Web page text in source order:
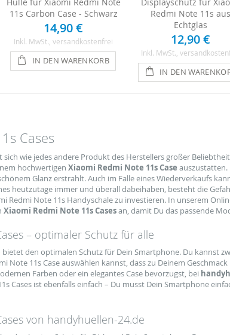
11s Carbon Case - Schwarz
14,90 €
Inkl. MwSt. , versandkostenfrei
IN DEN WARENKORB
Redmi Note 11s aus
Echtglas
12,90 €
Inkl. MwSt. ,
IN DEN
Cases
sich wie jedes andere Produkt des Herstellers großer
hochwertigen Xiaomi Redmi Note 11s Case auszustatten.
Glanz erstrahlt. Auch im Falle eines Wiederverkaufs
heutzutage immer und überall dabeihaben, besteht die
Redmi Note 11s Handyschale zu investieren. In unserem
Xiaomi Redmi Note 11s Casesan, damit Du das passende
– optimaler Schutz für alle
bietet den optimalen Schutz für Dein Smartphone. Du kannst
Note 11s Case auswählen kannst, dass zu Deinem Geschmack
Farben oder ein elegantes Case bevorzugst, bei
Cases ist ebenfalls einfach – Du musst Dein Smartphone
von handyhuellen-24.de